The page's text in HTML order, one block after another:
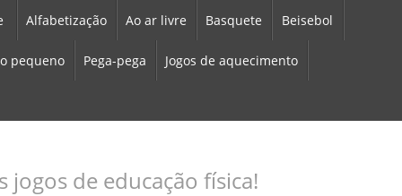
Alfabetização Ao ar livre Basquete Beisebol
pequeno Pega-pega Jogos de aquecimento
de educação física!